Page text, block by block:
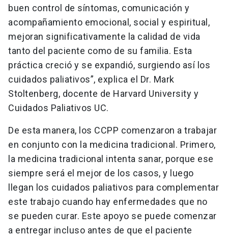
buen control de síntomas, comunicación y
acompañamiento emocional, social y espiritual,
mejoran significativamente la calidad de vida
tanto del paciente como de su familia. Esta
práctica creció y se expandió, surgiendo así los
cuidados paliativos”, explica el Dr. Mark
Stoltenberg, docente de Harvard University y
Cuidados Paliativos UC.
De esta manera, los CCPP comenzaron a trabajar
en conjunto con la medicina tradicional. Primero,
la medicina tradicional intenta sanar, porque ese
siempre será el mejor de los casos, y luego
llegan los cuidados paliativos para complementar
este trabajo cuando hay enfermedades que no
se pueden curar. Este apoyo se puede comenzar
a entregar incluso antes de que el paciente